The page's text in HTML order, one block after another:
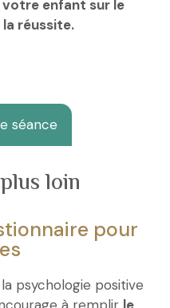
enfant sur le
réussite.
séance
loin
pour
psychologie positive